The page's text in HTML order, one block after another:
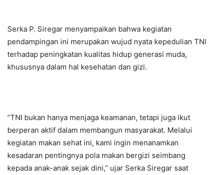
Serka P. Siregar menyampaikan bahwa kegiatan
pendampingan ini merupakan wujud nyata kepedulian TNI
terhadap peningkatan kualitas hidup generasi muda,
khususnya dalam hal kesehatan dan gizi.
“TNI bukan hanya menjaga keamanan, tetapi juga ikut
berperan aktif dalam membangun masyarakat. Melalui
kegiatan makan sehat ini, kami ingin menanamkan
kesadaran pentingnya pola makan bergizi seimbang
kepada anak-anak sejak dini,” ujar Serka Siregar saat